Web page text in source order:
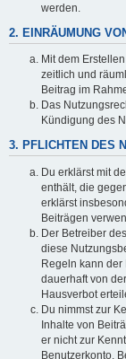
werden.
2. EINRÄUMUNG
Mit dem
zeitlich und
Beitrag im
Das
Kündigung des
3. PFLICHTEN DES
Du erklärst mit
enthält, die
erklärst
Beiträgen
Der Betreiber
diese
Regeln kann der
dauerhaft von
Hausverbot
Du nimmst zur
Inhalte von
er nicht zur
Benutzerkonto,